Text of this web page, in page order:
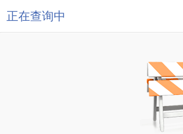
正在查询中